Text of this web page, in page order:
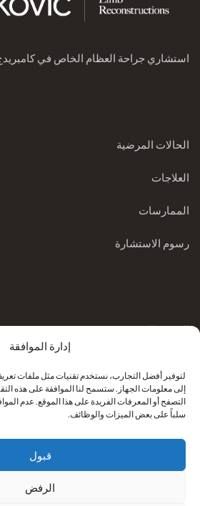
إدارة الموافقة
لتوفير أفضل التجارب، نستخدم تقنيات مثل ملفات
إلى معلومات الجهاز. ستسمح لنا الموافقة على هذه
التصفح أو المعرفات الفريدة على هذا الموقع. عدم
سلباً على بعض الميزات والوظائف.
قبول
الرفض
استشاري جراحة العظام الخاص في
الحالات المرضية
العلاجات
الممارسات
رسوم الاستشارة
المدونة السريرية
إعادة بناء أطراف